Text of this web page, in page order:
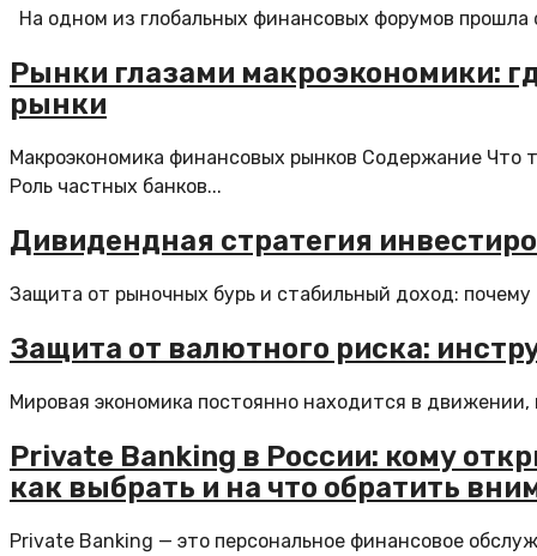
На одном из глобальных финансовых форумов
Рынки глазами макроэкономики:
рынки
Макроэкономика финансовых рынков Содержание Что
Роль частных банков...
Дивидендная стратегия
Защита от рыночных бурь и стабильный доход:
Защита от валютного риска:
Мировая экономика постоянно находится в
Private Banking в России: кому
как выбрать и на что обратить
Private Banking — это персональное финансовое